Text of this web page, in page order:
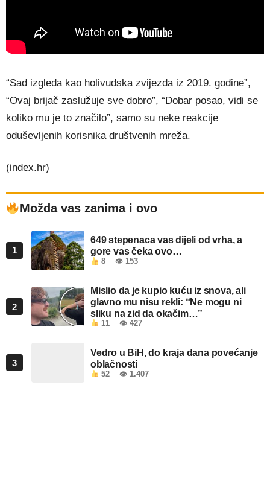
“Sad izgleda kao holivudska zvijezda iz 2019. godine”,
“Ovaj brijač zaslužuje sve dobro”, “Dobar posao, vidi se
koliko mu je to značilo”, samo su neke reakcije
oduševljenih korisnika društvenih mreža.
(index.hr)
Možda vas zanima i ovo
1
649 stepenaca vas dijeli od vrha, a
gore vas čeka ovo…
8 👁 153
2
Mislio da je kupio kuću iz snova, ali
glavno mu nisu rekli: “Ne mogu ni
sliku na zid da okačim…”
11 👁 427
3
Vedro u BiH, do kraja dana povećanje
oblačnosti
52 👁 1.407